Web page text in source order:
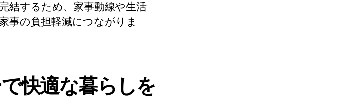
結するため、家事動線や生活
事の負担軽減につながりま
快適な暮らしを